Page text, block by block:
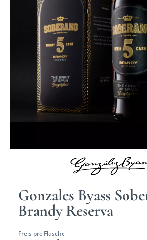
Gonzales Byass
Brandy Reserva
Preis pro Flasche